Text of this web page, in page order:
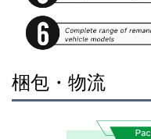
梱包・物流